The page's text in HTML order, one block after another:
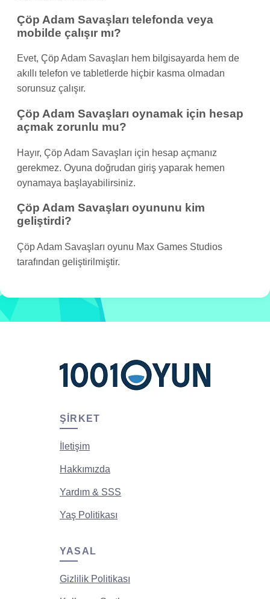
Çöp Adam Savaşları telefonda veya
mobilde çalışır mı?
Evet, Çöp Adam Savaşları hem bilgisayarda hem de
akıllı telefon ve tabletlerde hiçbir kasma olmadan
sorunsuz çalışır.
Çöp Adam Savaşları oynamak için hesap
açmak zorunlu mu?
Hayır, Çöp Adam Savaşları için hesap açmanız
gerekmez. Oyuna doğrudan giriş yaparak hemen
oynamaya başlayabilirsiniz.
Çöp Adam Savaşları oyununu kim
geliştirdi?
Çöp Adam Savaşları oyunu Max Games Studios
tarafından geliştirilmiştir.
ŞIRKET
İletişim
Hakkımızda
Yardım & SSS
Yaş Politikası
YASAL
Gizlilik Politikası